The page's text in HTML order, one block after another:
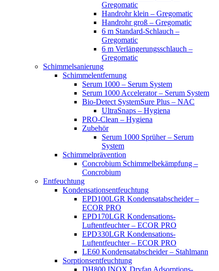
Gregomatic
Handrohr klein – Gregomatic
Handrohr groß – Gregomatic
6 m Standard-Schlauch –
Gregomatic
6 m Verlängerungsschlauch –
Gregomatic
Schimmelsanierung
Schimmelentfernung
Serum 1000 – Serum System
Serum 1000 Accelerator – Serum System
Bio-Detect SystemSure Plus – NAC
UltraSnaps – Hygiena
PRO-Clean – Hygiena
Zubehör
Serum 1000 Sprüher – Serum
System
Schimmelprävention
Concrobium Schimmelbekämpfung –
Concrobium
Entfeuchtung
Kondensationsentfeuchtung
EPD100LGR Kondensatabscheider –
ECOR PRO
EPD170LGR Kondensations-
Luftentfeuchter – ECOR PRO
EPD330LGR Kondensations-
Luftentfeuchter – ECOR PRO
LE60 Kondensatabscheider – Stahlmann
Sorptionsentfeuchtung
DH800 INOX Dryfan Adsorptions-